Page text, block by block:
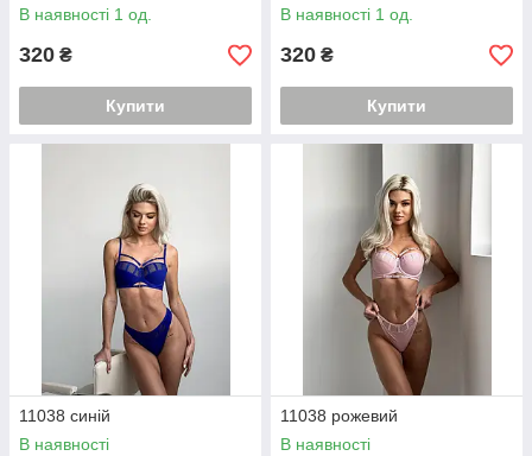
В наявності 1 од.
320 ₴
Купити
В наявності 1 од.
320 ₴
Купити
11038 синій
В наявності
11038 рожевий
В наявності